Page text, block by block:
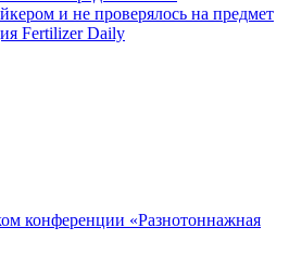
и не проверялось на предмет
Fertilizer Daily
конференции «Разнотоннажная